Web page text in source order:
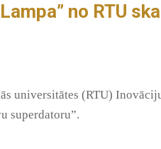
no RTU
universitātes (RTU)
superdatoru”.